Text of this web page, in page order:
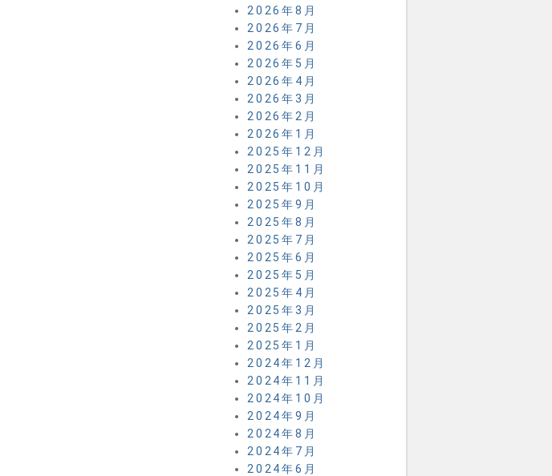
2026年8月
2026年7月
2026年6月
2026年5月
2026年4月
2026年3月
2026年2月
2026年1月
2025年12月
2025年11月
2025年10月
2025年9月
2025年8月
2025年7月
2025年6月
2025年5月
2025年4月
2025年3月
2025年2月
2025年1月
2024年12月
2024年11月
2024年10月
2024年9月
2024年8月
2024年7月
2024年6月